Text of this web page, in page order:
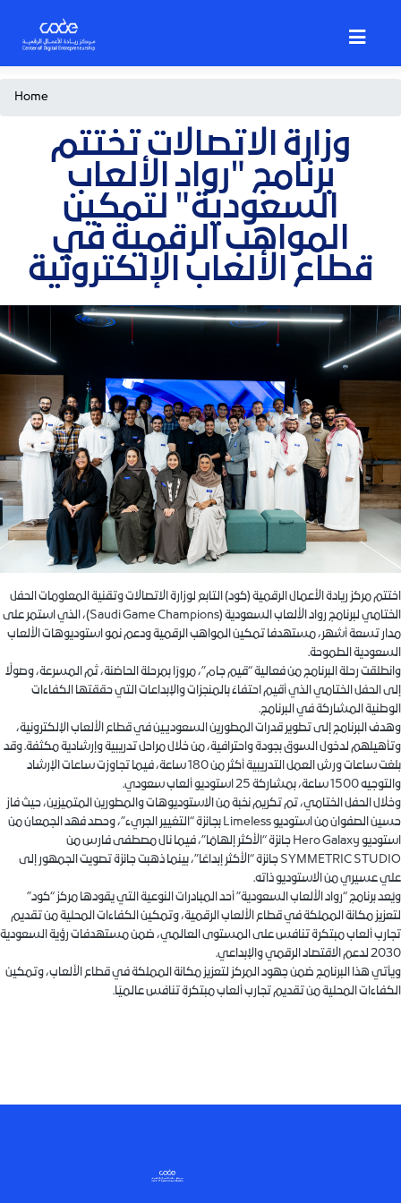
main
Breadcrumb
Home
وزارة الاتصالات تختتم
برنامج "رواد الألعاب
السعودية" لتمكين
المواهب الرقمية في
قطاع الألعاب الإلكترونية
اختتم مركز ريادة الأعمال الرقمية (كود) التابع لوزارة الاتصالات وتقنية المعلومات الحفل
الختامي لبرنامج رواد الألعاب السعودية (Saudi Game Champions)، الذي استمر على
مدار تسعة أشهر، مستهدفا تمكين المواهب الرقمية ودعم نمو استوديوهات الألعاب
السعودية الطموحة.
وانطلقت رحلة البرنامج من فعالية “قيم جام”، مرورًا بمرحلة الحاضنة، ثم المسرعة، وصولًا
إلى الحفل الختامي الذي أقيم احتفاءً بالمنجزات والإبداعات التي حققتها الكفاءات
الوطنية المشاركة في البرنامج.
وهدف البرنامج إلى تطوير قدرات المطورين السعوديين في قطاع الألعاب الإلكترونية،
وتأهيلهم لدخول السوق بجودة واحترافية، من خلال مراحل تدريبية وإرشادية مكثفة. وقد
بلغت ساعات ورش العمل التدريبية أكثر من 180 ساعة، فيما تجاوزت ساعات الإرشاد
والتوجيه 1500 ساعة، بمشاركة 25 استوديو ألعاب سعودي.
وخلال الحفل الختامي، تم تكريم نخبة من الاستوديوهات والمطورين المتميزين، حيث فاز
حسين الصفوان من استوديو Limeless بجائزة “التغيير الجريء”، وحصد فهد الجمعان من
استوديو Hero Galaxy جائزة “الأكثر إلهامًا”، فيما نال مصطفى فارس من
SYMMETRIC STUDIO جائزة “الأكثر إبداعًا”، بينما ذهبت جائزة تصويت الجمهور إلى
علي عسيري من الاستوديو ذاته.
ويُعد برنامج “رواد الألعاب السعودية” أحد المبادرات النوعية التي يقودها مركز “كود”
لتعزيز مكانة المملكة في قطاع الألعاب الرقمية، وتمكين الكفاءات المحلية من تقديم
تجارب ألعاب مبتكرة تنافس على المستوى العالمي، ضمن مستهدفات رؤية السعودية
2030 لدعم الاقتصاد الرقمي والإبداعي.
ويأتي هذا البرنامج ضمن جهود المركز لتعزيز مكانة المملكة في قطاع الألعاب، وتمكين
الكفاءات المحلية من تقديم تجارب ألعاب مبتكرة تنافس عالميًا.